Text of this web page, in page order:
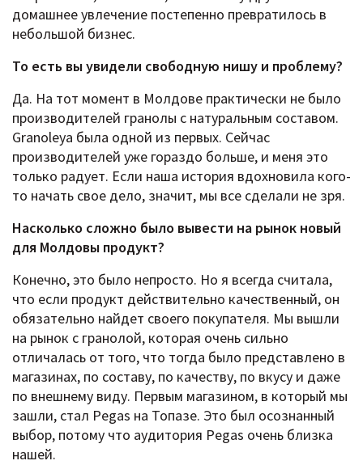
домашнее увлечение постепенно превратилось в
небольшой бизнес.
То есть вы увидели свободную нишу и проблему?
Да. На тот момент в Молдове практически не было
производителей гранолы с натуральным составом.
Granoleya была одной из первых. Сейчас
производителей уже гораздо больше, и меня это
только радует. Если наша история вдохновила кого-
то начать свое дело, значит, мы все сделали не зря.
Насколько сложно было вывести на рынок новый
для Молдовы продукт?
Конечно, это было непросто. Но я всегда считала,
что если продукт действительно качественный, он
обязательно найдет своего покупателя. Мы вышли
на рынок с гранолой, которая очень сильно
отличалась от того, что тогда было представлено в
магазинах, по составу, по качеству, по вкусу и даже
по внешнему виду. Первым магазином, в который мы
зашли, стал Pegas на Топазе. Это был осознанный
выбор, потому что аудитория Pegas очень близка
нашей.